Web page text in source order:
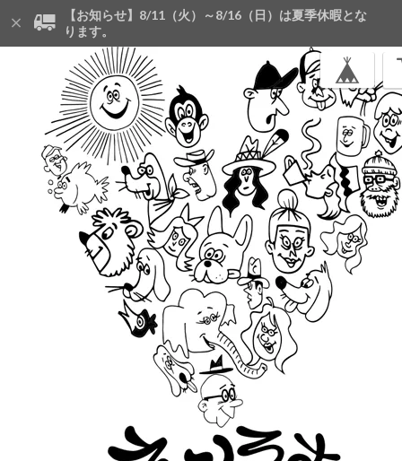
【お知らせ】8/11（火）～8/16（日）は夏季休暇とな
ります。